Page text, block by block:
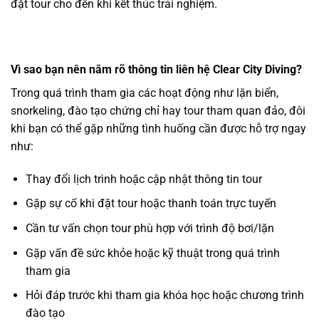
đặt tour cho đến khi kết thúc trải nghiệm.
Vì sao bạn nên nắm rõ thông tin liên hệ Clear City Diving?
Trong quá trình tham gia các hoạt động như lặn biển,
snorkeling, đào tạo chứng chỉ hay tour tham quan đảo, đôi
khi bạn có thể gặp những tình huống cần được hỗ trợ ngay
như:
Thay đổi lịch trình hoặc cập nhật thông tin tour
Gặp sự cố khi đặt tour hoặc thanh toán trực tuyến
Cần tư vấn chọn tour phù hợp với trình độ bơi/lặn
Gặp vấn đề sức khỏe hoặc kỹ thuật trong quá trình
tham gia
Hỏi đáp trước khi tham gia khóa học hoặc chương trình
đào tạo